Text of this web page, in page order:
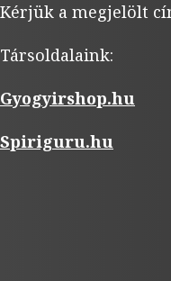
Kérjük a megjelölt
Társoldalaink:
Gyogyirshop.hu
Spiriguru.hu